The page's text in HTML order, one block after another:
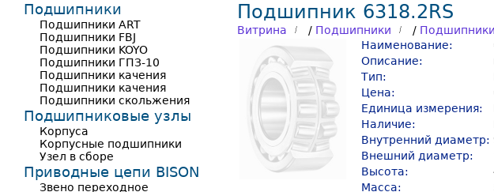
Подшипник 6318.2RS
Витрина / Подшипники / Подшипники
Наименование:
Описание:
Тип:
Цена:
Единица измерения:
Наличие:
Внутренний диаметр:
Внешний диаметр:
Высота:
Масса:
Подшипники
Подшипники ART
Подшипники FBJ
Подшипники KOYO
Подшипники ГПЗ-10
Подшипники качения
Подшипники качения
Подшипники скольжения
Подшипниковые узлы
Корпуса
Корпусные подшипники
Узел в сборе
Приводные цепи BISON
Звено переходное